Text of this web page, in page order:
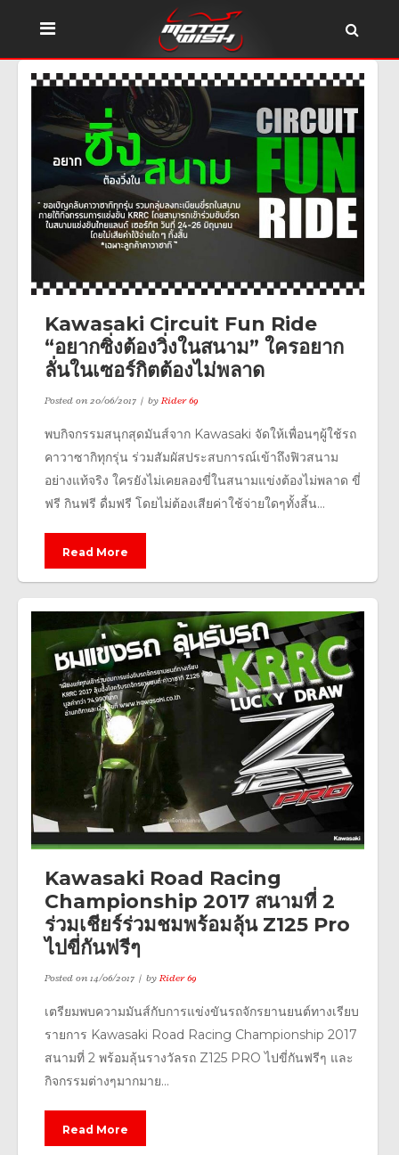
Kawasaki Circuit Fun Ride
“อยากซิ่งต้องวิ่งในสนาม” ใครอยาก
ลั่นในเซอร์กิตต้องไม่พลาด
Posted on20/06/2017 byRider 69
พบกิจกรรมสนุกสุดมันส์จาก Kawasaki จัดให้เพื่อนๆผู้ใช้รถ
คาวาซากิทุกรุ่น ร่วมสัมผัสประสบการณ์เข้าถึงฟิวสนาม
อย่างแท้จริง ใครยังไม่เคยลองขี่ในสนามแข่งต้องไม่พลาด ขี่
ฟรี กินฟรี ดื่มฟรี โดยไม่ต้องเสียค่าใช้จ่ายใดๆทั้งสิ้น...
Read More
Kawasaki Road Racing
Championship 2017 สนามที่ 2
ร่วมเชียร์ร่วมชมพร้อมลุ้น Z125 Pro
ไปขี่กันฟรีๆ
Posted on14/06/2017 byRider 69
เตรียมพบความมันส์กับการแข่งขันรถจักรยานยนต์ทางเรียบ
รายการ Kawasaki Road Racing Championship 2017
สนามที่ 2 พร้อมลุ้นรางวัลรถ Z125 PRO ไปขี่กันฟรีๆ และ
กิจกรรมต่างๆมากมาย...
Read More